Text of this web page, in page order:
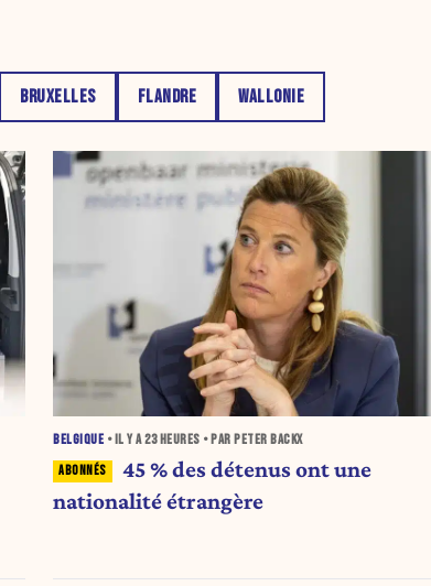
BRUXELLES FLANDRE WALLONIE
BELGIQUE • IL Y A23 HEURES • PAR PETER BACKX
45 % des détenus ont une
nationalité étrangère